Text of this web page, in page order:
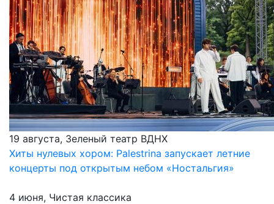
19 августа, Зеленый театр ВДНХ
Хиты нулевых хором: Palestrina запускает летние
концерты под открытым небом «Ностальгия»
4 июня, Чистая классика